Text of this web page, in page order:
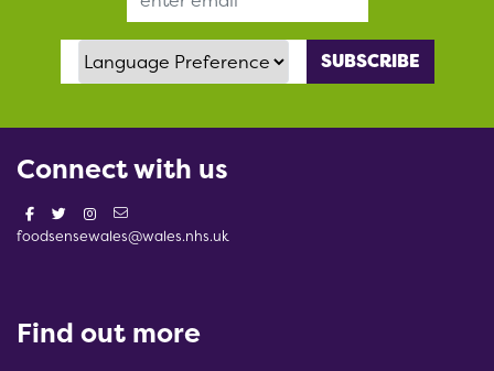
Language Preference
Connect with us
foodsensewales@wales.nhs.uk
Find out more